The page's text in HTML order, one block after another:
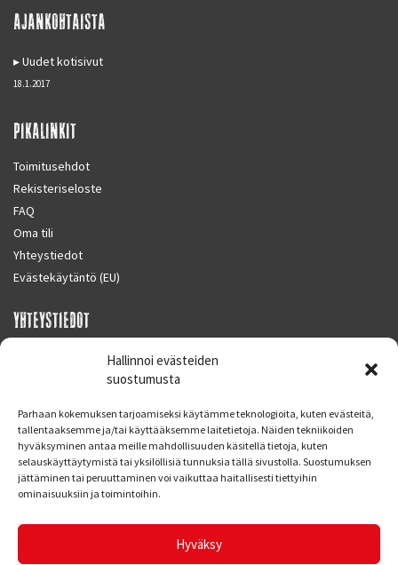
Hallinnoi evästeiden
suostumusta
Parhaan kokemuksen tarjoamiseksi käytämme teknologioita, kuten evästeitä,
tallentaaksemme ja/tai käyttääksemme laitetietoja. Näiden tekniikoiden
hyväksyminen antaa meille mahdollisuuden käsitellä tietoja, kuten
selauskäyttäytymistä tai yksilöllisiä tunnuksia tällä sivustolla. Suostumuksen
jättäminen tai peruuttaminen voi vaikuttaa haitallisesti tiettyihin
ominaisuuksiin ja toimintoihin.
Hyväksy
AJANKOHTAISTA
Uudet kotisivut
18.1.2017
PIKALINKIT
Toimitusehdot
Rekisteriseloste
FAQ
Oma tili
Yhteystiedot
Evästekäytäntö (EU)
YHTEYSTIEDOT
SUPERMOTO CENTER
Finland
Puh. 09 221 7088
info at supermotocenter.fi
Maanantai - Tiistai 09.00 - 17.00